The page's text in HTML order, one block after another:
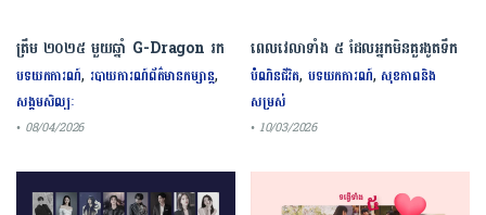
ត្រឹម ២០២៥ មួយឆ្នាំ G-Dragon រក
ចំណូលបានជាង ៤៤ លានដុល្លារ
បទយកការណ៍, របាយការណ៍ព័ត៌មានកម្សាន្ត,
សង្គមសិល្បៈ
• 08/04/2026
ពេលវេលាទាំង ៥ ដែលអ្នកមិនគួរងូតទឹក​
ព្រោះអាចមានផលប៉ះពាល់ដល់សុខភាព
បំណិនជីវិត, បទយកការណ៍, សុខភាពនិង
សម្រស់
• 10/03/2026